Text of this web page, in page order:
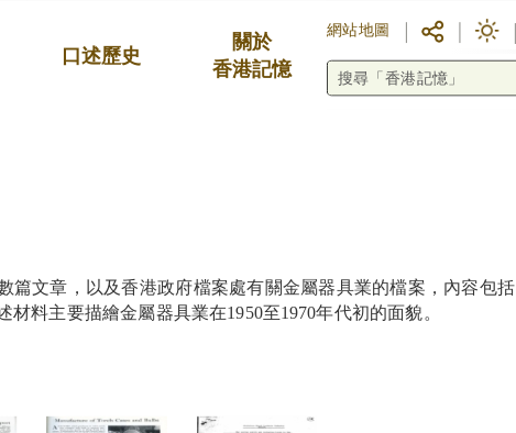
口述歷史
關於
香港記憶
網站地圖
篇文章，以及香港政府檔案處有關金屬器具業的檔案，內容包括
料主要描繪金屬器具業在1950至1970年代初的面貌。